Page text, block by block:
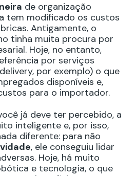
de organização
tem modificado os custos
Antigamente, o
tinha muita procura por
Hoje, no entanto,
por serviços
por exemplo) o que
disponíveis e,
para o importador.
já deve ter percebido, a
inteligente e, por isso,
diferente: para não
, ele conseguiu lidar
Hoje, há muito
e tecnologia, o que